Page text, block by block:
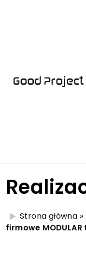
Strona główna »
firmowe